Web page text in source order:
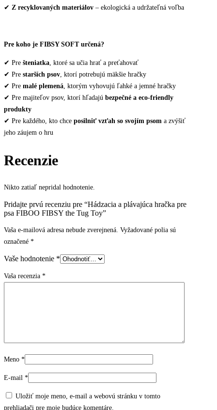
✔ Z recyklovaných materiálov – ekologická a udržateľná voľba
Pre koho je FIBSY SOFT určená?
✔ Pre šteniatka , ktoré sa učia hrať a preťahovať
✔ Pre starších psov , ktorí potrebujú mäkšie hračky
✔ Pre malé plemená , ktorým vyhovujú ľahké a jemné hračky
✔ Pre majiteľov psov, ktorí hľadajú bezpečné a eco-friendly
produkty
✔ Pre každého, kto chce posilniť vzťah so svojím psom a zvýšiť
jeho záujem o hru
Recenzie
Nikto zatiaľ nepridal hodnotenie.
Pridajte prvú recenziu pre “Hádzacia a plávajúca hračka pre
psa FIBOO FIBSY the Tug Toy”
Vaša e-mailová adresa nebude zverejnená. Vyžadované polia sú
označené *
Vaše hodnotenie *
Vaša recenzia *
Meno *
E-mail *
Uložiť moje meno, e-mail a webovú stránku v tomto
prehliadači pre moje budúce komentáre.